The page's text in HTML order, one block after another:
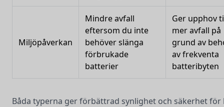
Miljöpåverkan
Mindre avfall
eftersom du inte
behöver slänga
förbrukade
batterier
Ger upphov
mer avfall på
grund av
av frekventa
batteribyten
Båda typerna ger förbättrad synlighet och säkerhet för